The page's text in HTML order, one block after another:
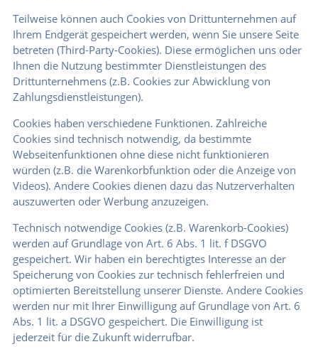
Teilweise können auch Cookies von Drittunternehmen auf
Ihrem Endgerät gespeichert werden, wenn Sie unsere Seite
betreten (Third-Party-Cookies). Diese ermöglichen uns oder
Ihnen die Nutzung bestimmter Dienstleistungen des
Drittunternehmens (z.B. Cookies zur Abwicklung von
Zahlungsdienstleistungen).
Cookies haben verschiedene Funktionen. Zahlreiche
Cookies sind technisch notwendig, da bestimmte
Webseitenfunktionen ohne diese nicht funktionieren
würden (z.B. die Warenkorbfunktion oder die Anzeige von
Videos). Andere Cookies dienen dazu das Nutzerverhalten
auszuwerten oder Werbung anzuzeigen.
Technisch notwendige Cookies (z.B. Warenkorb-Cookies)
werden auf Grundlage von Art. 6 Abs. 1 lit. f DSGVO
gespeichert. Wir haben ein berechtigtes Interesse an der
Speicherung von Cookies zur technisch fehlerfreien und
optimierten Bereitstellung unserer Dienste. Andere Cookies
werden nur mit Ihrer Einwilligung auf Grundlage von Art. 6
Abs. 1 lit. a DSGVO gespeichert. Die Einwilligung ist
jederzeit für die Zukunft widerrufbar.